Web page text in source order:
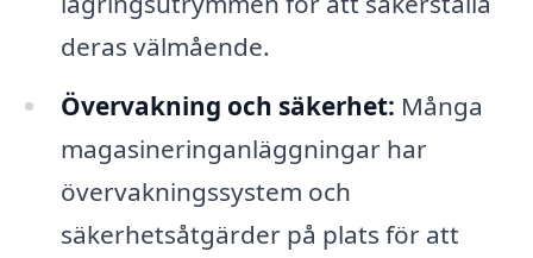
deras välmående.
Övervakning och säkerhet: Många
magasineringanläggningar har
övervakningssystem och
säkerhetsåtgärder på plats för att